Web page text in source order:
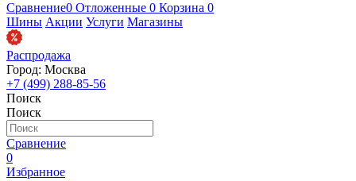
Сравнение0 Отложенные 0 Корзина 0
Шины Акции Услуги Магазины
Распродажа
Город: Москва
+7 (499) 288-85-56
Поиск
Поиск
Сравнение
0
Избранное